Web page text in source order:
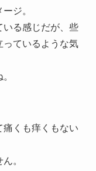
ジ。
いる感じだが、些
っているような気
くも痒くもない
。